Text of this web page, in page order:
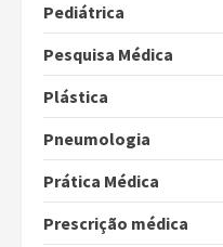
Pediátrica
Pesquisa Médica
Plástica
Pneumologia
Prática Médica
Prescrição médica